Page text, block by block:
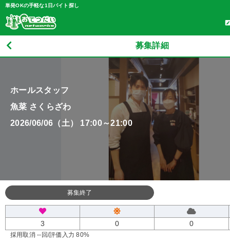
単発OKの手軽な1日バイト探し
募集詳細
ホールスタッフ
魚菜 さくらざわ
2026/06/06（土） 17:00～21:00
募集終了
3 0 0
採用取消 --回/評価入力 80%